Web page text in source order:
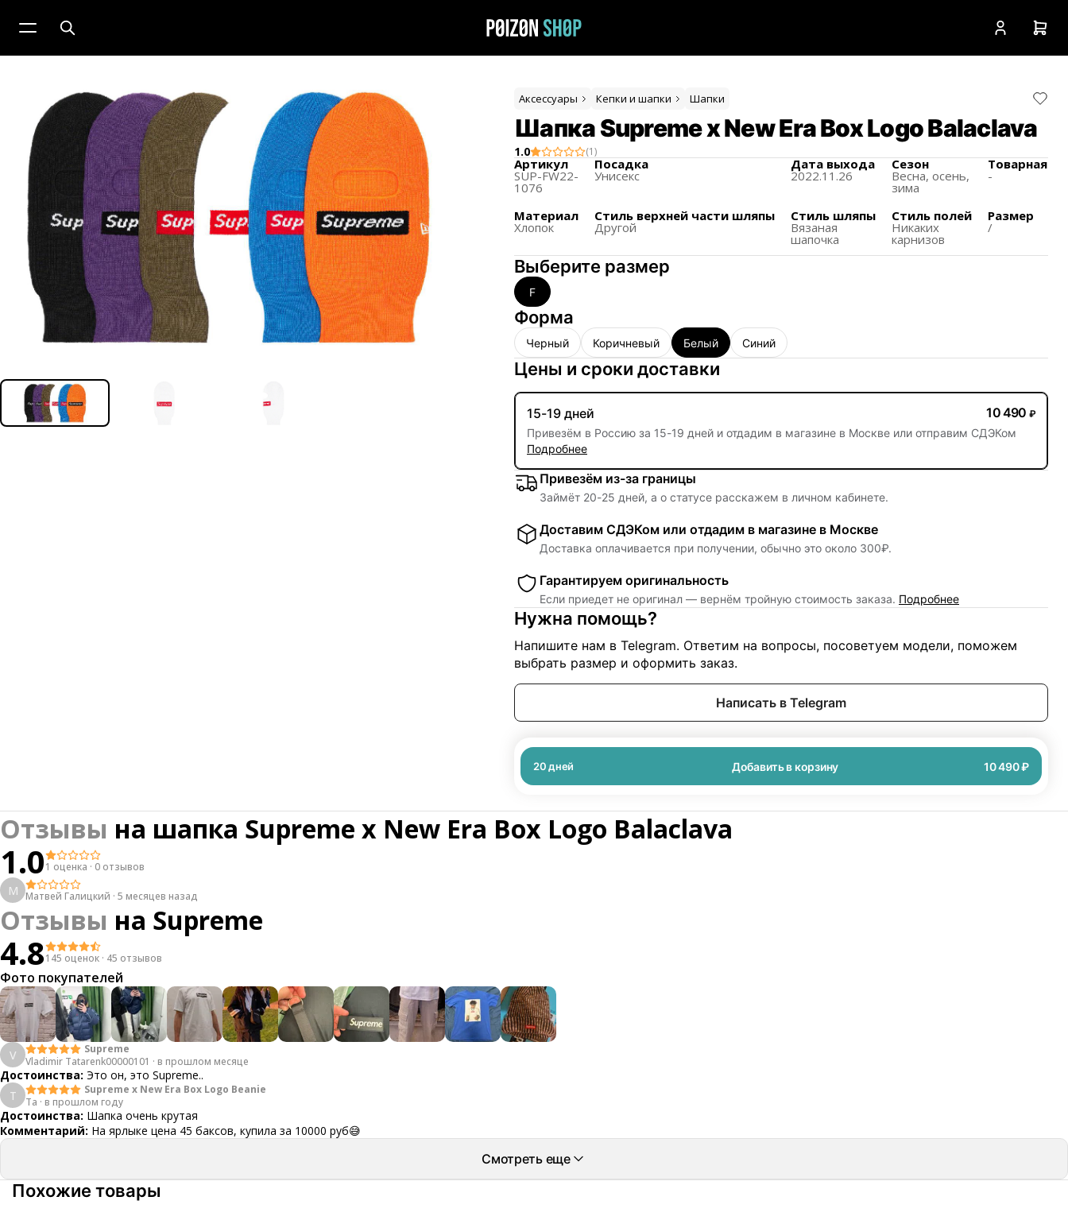
Аксессуары Кепки и шапки Шапки
Шапка Supreme x New Era Box Logo Balaclava
1.0 (1)
Артикул
SUP-FW22-
1076
Посадка
Унисекс
Дата выхода
2022.11.26
Сезон
Весна, осень,
зима
Товарная
-
Материал
Хлопок
Стиль верхней части шляпы
Другой
Стиль шляпы
Вязаная
шапочка
Стиль полей
Никаких
карнизов
Размер
/
Выберите размер
F
Форма
Черный Коричневый Белый Синий
Цены и сроки доставки
15-19 дней 10 490 ₽
Привезём в Россию за 15-19 дней и отдадим в магазине в Москве или отправим СДЭКом
Подробнее
Привезём из-за границы
Займёт 20-25 дней, а о статусе расскажем в личном кабинете.
Доставим СДЭКом или отдадим в магазине в Москве
Доставка оплачивается при получении, обычно это около 300₽.
Гарантируем оригинальность
Если приедет не оригинал — вернём тройную стоимость заказа. Подробнее
Нужна помощь?
Напишите нам в Telegram. Ответим на вопросы, посоветуем модели, поможем
выбрать размер и оформить заказ.
Написать в Telegram
20дней Добавить в корзину 10 490 ₽
Отзывы на шапка Supreme x New Era Box Logo Balaclava
1.01 оценка · 0 отзывов
М Матвей Галицкий · 5 месяцев назад
Отзывы на Supreme
4.8145 оценок · 45 отзывов
Фото покупателей
V
Supreme
Vladimir Tatarenk00000101 · в прошлом месяце
Достоинства: Это он, это Supreme..
Т
Supreme x New Era Box Logo Beanie
Та · в прошлом году
Достоинства: Шапка очень крутая
Комментарий: На ярлыке цена 45 баксов, купила за 10000 руб😅
Смотреть еще
Похожие товары